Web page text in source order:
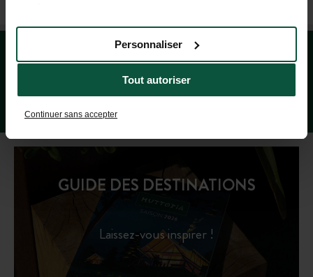
Tout autoriser
Personnaliser
Continuer sans accepter
GUIDE DES DESTINATIONS
Laissez-vous inspirer !